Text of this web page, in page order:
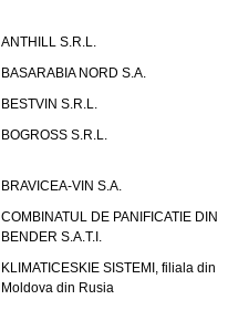
ANTHILL S.R.L.
BASARABIA NORD S.A.
BESTVIN S.R.L.
BOGROSS S.R.L.
BRAVICEA-VIN S.A.
COMBINATUL DE PANIFICATIE DIN
BENDER S.A.T.I.
KLIMATICESKIE SISTEMI, filiala din
Moldova din Rusia